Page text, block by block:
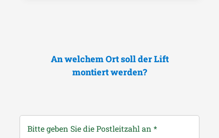
An welchem Ort soll der Lift
montiert werden?
Bitte geben Sie die Postleitzahl an *